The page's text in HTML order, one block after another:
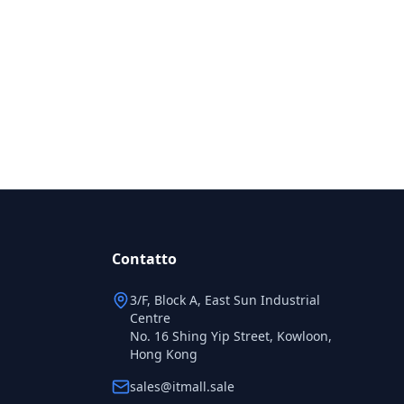
Contatto
3/F, Block A, East Sun Industrial
Centre
No. 16 Shing Yip Street, Kowloon,
Hong Kong
sales@itmall.sale